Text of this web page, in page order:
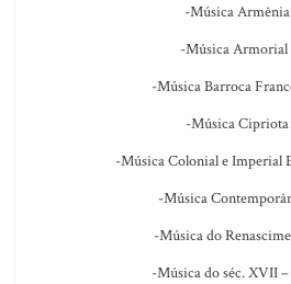
-Música Armênia
-Música Armorial
-Música Barroca
-Música Cipriota
-Música Colonial e Imperial
-Música
-Música do
-Música do séc. XVII